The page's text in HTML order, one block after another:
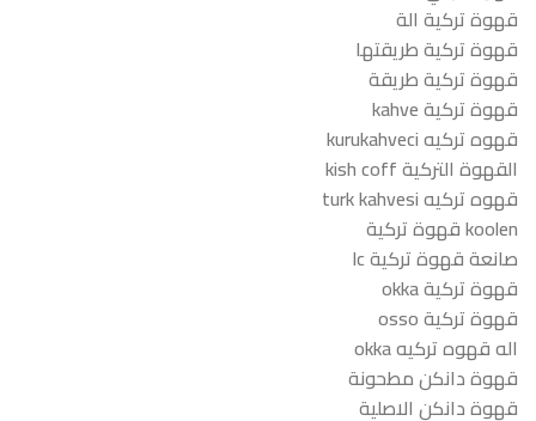
قهوة تركية الة
قهوة تركية طريقتها
قهوة تركية طريقة
قهوة تركية kahve
قهوه تركيه kurukahveci
القهوة التركية kish coff
قهوه تركيه turk kahvesi
koolen قهوة تركية
صانعة قهوة تركية lc
قهوة تركية okka
قهوة تركية osso
اله قهوه تركيه okka
قهوة دانكن مطحونة
قهوة دانكن الاصلية